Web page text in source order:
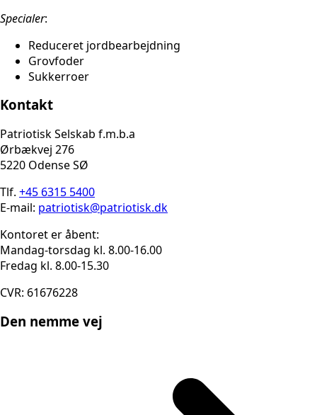
Specialer:
Reduceret jordbearbejdning
Grovfoder
Sukkerroer
Kontakt
Patriotisk Selskab f.m.b.a
Ørbækvej 276
5220 Odense SØ
Tlf. +45 6315 5400
E-mail: patriotisk@patriotisk.dk
Kontoret er åbent:
Mandag-torsdag kl. 8.00-16.00
Fredag kl. 8.00-15.30
CVR: 61676228
Den nemme vej